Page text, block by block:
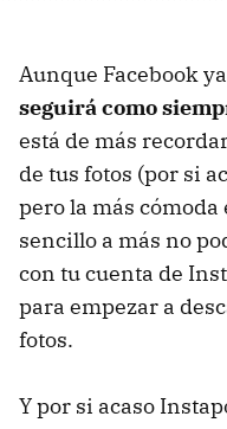
Aunque Facebook
seguirá como
está de más
de tus fotos (por si
pero la más cómoda
sencillo a más no
con tu cuenta de
para empezar a
fotos.
Y por si acaso